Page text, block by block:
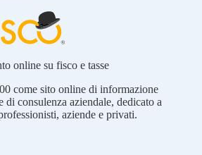
online su fisco e tasse
come sito online di informazione
di consulenza aziendale, dedicato a
aziende e privati.